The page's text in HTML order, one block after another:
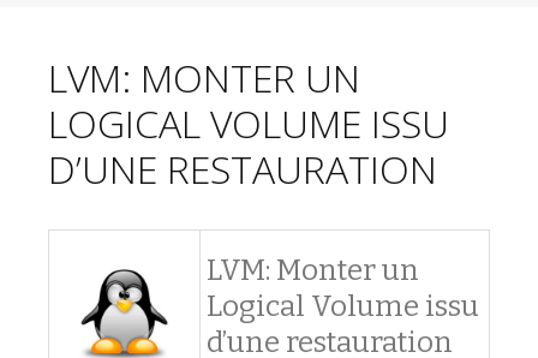
LVM: MONTER UN
LOGICAL VOLUME ISSU
D’UNE RESTAURATION
LVM: Monter un
Logical Volume issu
d’une restauration